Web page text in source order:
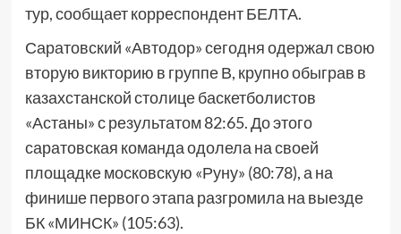
тур, сообщает корреспондент БЕЛТА.
Саратовский «Автодор» сегодня одержал свою
вторую викторию в группе В, крупно обыграв в
казахстанской столице баскетболистов
«Астаны» с результатом 82:65. До этого
саратовская команда одолела на своей
площадке московскую «Руну» (80:78), а на
финише первого этапа разгромила на выезде
БК «МИНСК» (105:63).